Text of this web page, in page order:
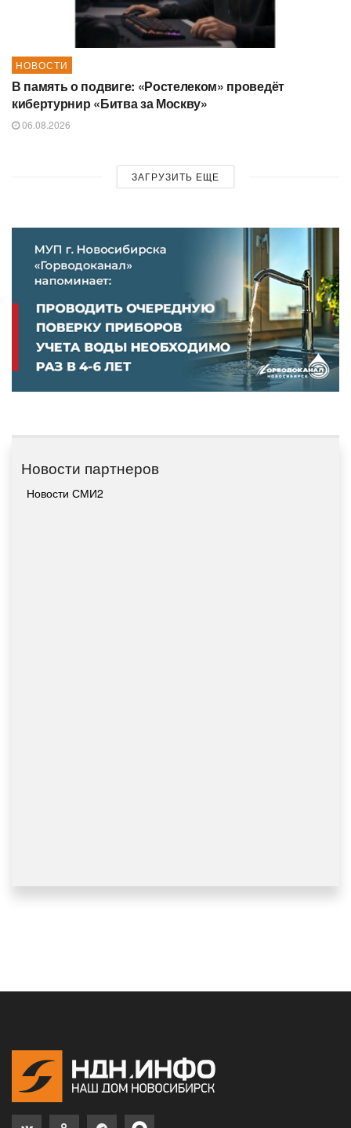
НОВОСТИ
В память о подвиге: «Ростелеком» проведёт
кибертурнир «Битва за Москву»
06.08.2026
ЗАГРУЗИТЬ ЕЩЕ
Новости партнеров
Новости СМИ2